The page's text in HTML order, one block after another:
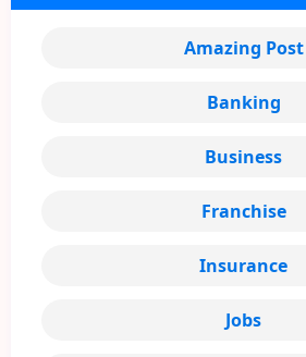
Amazing Post
Banking
Business
Franchise
Insurance
Jobs